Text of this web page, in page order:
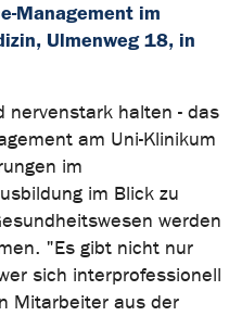
Management im
Ulmenweg 18, in
nervenstark halten - das
am Uni-Klinikum
im
im Blick zu
werden
"Es gibt nicht nur
sich interprofessionell
Mitarbeiter aus der